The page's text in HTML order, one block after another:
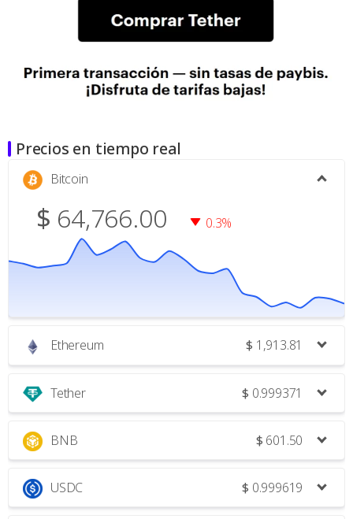
Precios en tiempo real
Bitcoin
$ 64,766.00 0.3%
Ethereum $ 1,913.81
Tether $ 0.999371
BNB $ 601.50
USDC $ 0.999619